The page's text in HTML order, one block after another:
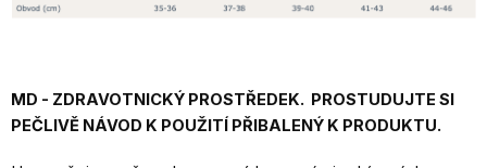
MD - ZDRAVOTNICKÝ PROSTŘEDEK. PROSTUDUJTE SI
PEČLIVĚ NÁVOD K POUŽITÍ PŘIBALENÝ K PRODUKTU.